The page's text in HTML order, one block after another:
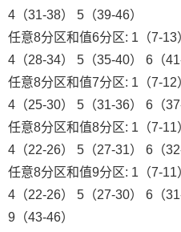
4（31-38） 5（39-46）
任意8分区和值6分区: 1（7-13
4（28-34） 5（35-40） 6（
任意8分区和值7分区: 1（7-12
4（25-30） 5（31-36） 6（
任意8分区和值8分区: 1（7-11
4（22-26） 5（27-31） 6（
任意8分区和值9分区: 1（7-11
4（22-26） 5（27-30） 6（
9（43-46）